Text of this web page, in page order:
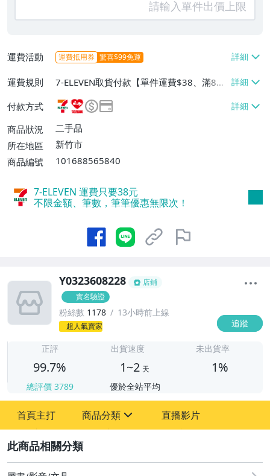
運費活動 運費抵用券 驚喜$99免運
運費規則
7-ELEVEN取貨付款【單件運費$38、滿8件
或消費滿$3000免運費】、萊爾富取貨付款
【單件運費$60、消費滿$2000免運費】、
郵局掛號【單件運費$60、滿8件或消費滿
$3000免運費】
付款方式
商品狀況
二手品
所在地區
新竹市
商品編號
101688565840
7-ELEVEN 運費只要38元
不限金額、筆數，筆筆優惠無限次！
Y0323608228
店鋪
實名驗證
粉絲數 1178 13小時前上線
超人氣賣家 追蹤
正評
99.7%
總評價 3789
出貨速度
1~2 天
優於全站平均
未出貨率
1%
首頁主打 商品分類
其它
直播影片